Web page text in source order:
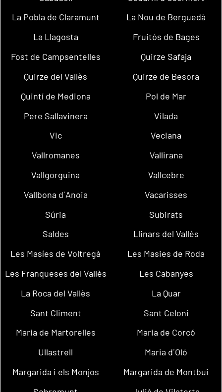
La Pobla de Claramunt
La Nou de Berguedà
La Llagosta
Fruitós de Bages
Fost de Campsentelles
Quirze Safaja
Quirze del Vallès
Quirze de Besora
Quintí de Mediona
Pol de Mar
Pere Sallavinera
Vilada
Vic
Veciana
Vallromanes
Vallirana
Vallgorguina
Vallcebre
Vallbona d´Anoia
Vacarisses
Súria
Subirats
Saldes
Llinars del Vallès
Les Masíes de Voltregà
Les Masies de Roda
Les Franqueses del Vallès
Les Cabanyes
La Roca del Vallès
La Quar
Sant Climent
Sant Celoni
Maria de Martorelles
Maria de Corcó
Ullastrell
Maria d´Oló
Margarida i els Monjos
Margarida de Montbui